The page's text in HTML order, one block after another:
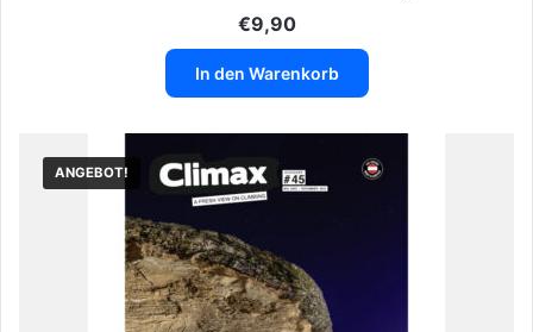
€9,90
In den Warenkorb
ANGEBOT!